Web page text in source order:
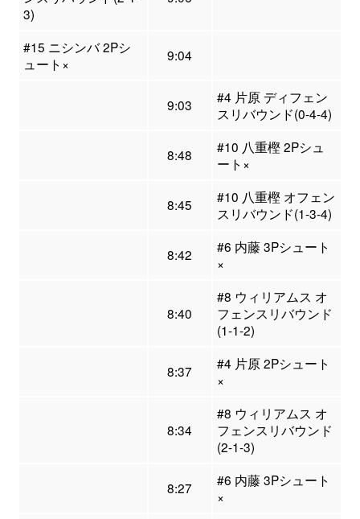
3)
#15 ニシンバ 2Pシ
ュート×
9:04
9:03
#4 片原 ディフェン
スリバウンド(0-4-4)
8:48
#10 八重樫 2Pシュ
ート×
8:45
#10 八重樫 オフェン
スリバウンド(1-3-4)
8:42
#6 内藤 3Pシュート
×
8:40
#8 ウィリアムス オ
フェンスリバウンド
(1-1-2)
8:37
#4 片原 2Pシュート
×
8:34
#8 ウィリアムス オ
フェンスリバウンド
(2-1-3)
8:27
#6 内藤 3Pシュート
×